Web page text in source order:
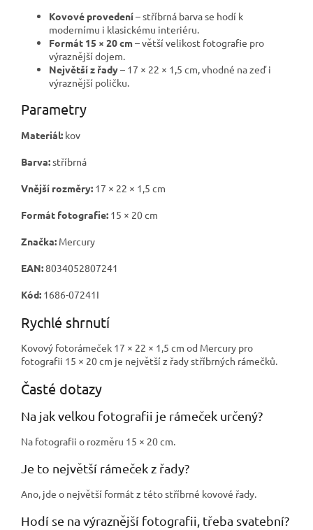
Kovové provedení– stříbrná barva se hodí k
modernímu i klasickému interiéru.
Formát 15 × 20 cm– větší velikost fotografie pro
výraznější dojem.
Největší z řady– 17 × 22 × 1,5 cm, vhodné na zeď i
výraznější poličku.
Parametry
Materiál: kov
Barva:stříbrná
Vnější rozměry: 17 × 22 × 1,5 cm
Formát fotografie: 15 × 20 cm
Značka: Mercury
EAN:8034052807241
Kód: 1686-07241I
Rychlé shrnutí
Kovový fotorámeček 17 × 22 × 1,5 cm od Mercury pro
fotografii 15 × 20 cm je největší z řady stříbrných rámečků.
Časté dotazy
Na jak velkou fotografii je rámeček určený?
Na fotografii o rozměru 15 × 20 cm.
Je to největší rámeček z řady?
Ano, jde o největší formát z této stříbrné kovové řady.
Hodí se na výraznější fotografii, třeba svatební?